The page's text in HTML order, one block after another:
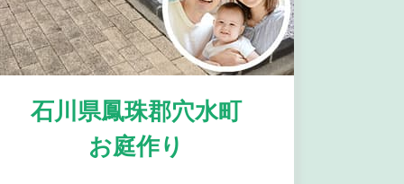
石川県鳳珠郡穴水町
お庭作り